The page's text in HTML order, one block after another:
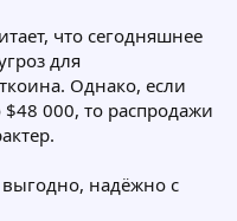
что сегодняшнее
для
Однако, если
000, то распродажи
надёжно с